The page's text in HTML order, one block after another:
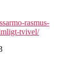
rasmus-
tvivel/